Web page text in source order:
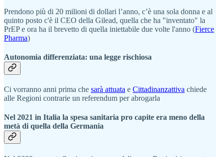
Prendono più di 20 milioni di dollari l’anno, c’è una sola donna e al
quinto posto c'è il CEO della Gilead, quella che ha "inventato" la
PrEP e ora ha il brevetto di quella iniettabile due volte l'anno (Fierce
Pharma)
Autonomia differenziata: una legge rischiosa
Ci vorranno anni prima che sarà attuata e Cittadinanzattiva chiede
alle Regioni contrarie un referendum per abrogarla
Nel 2021 in Italia la spesa sanitaria pro capite era meno della
metà di quella della Germania